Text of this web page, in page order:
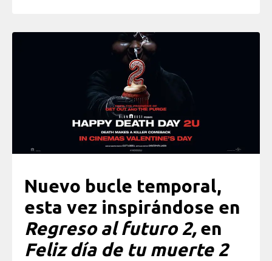
Nuevo bucle temporal,
esta vez inspirándose en
Regreso al futuro 2, en
Feliz día de tu muerte 2